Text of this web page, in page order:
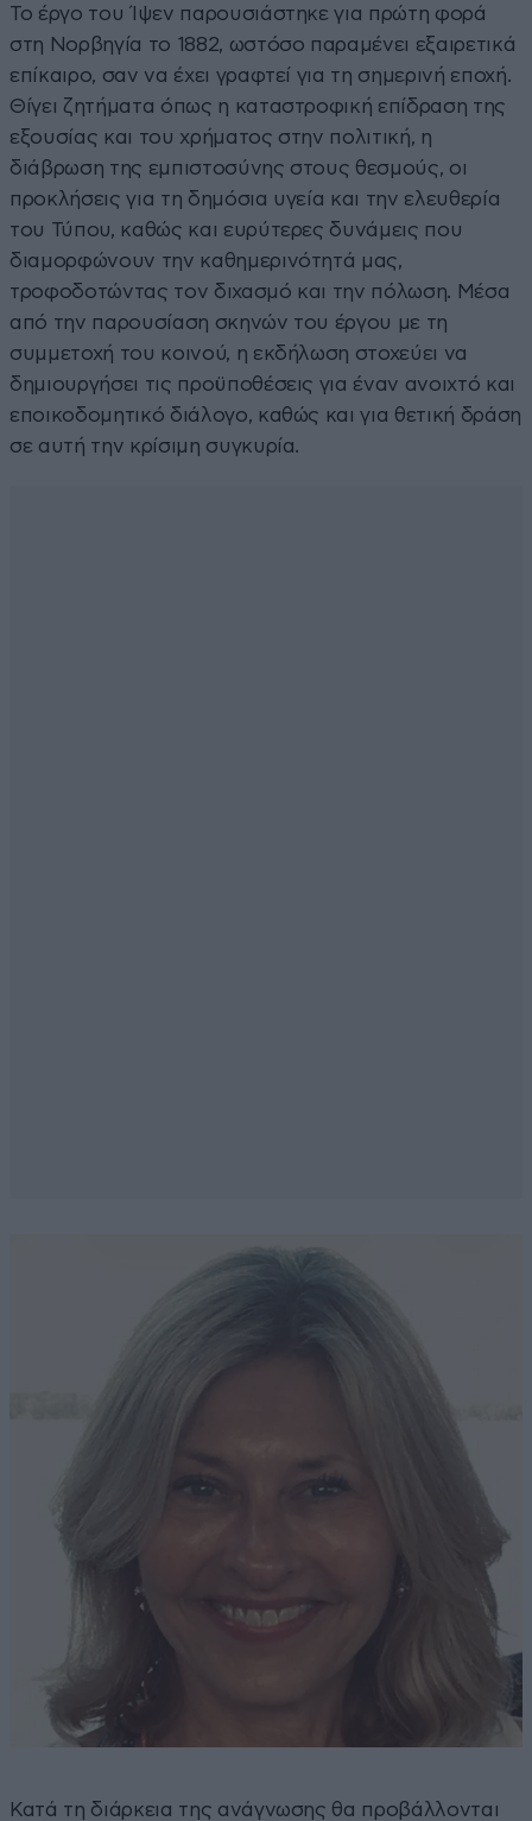
Το έργο του Ίψεν παρουσιάστηκε για πρώτη φορά
στη Νορβηγία το 1882, ωστόσο παραμένει εξαιρετικά
επίκαιρο, σαν να έχει γραφτεί για τη σημερινή εποχή.
Θίγει ζητήματα όπως η καταστροφική επίδραση της
εξουσίας και του χρήματος στην πολιτική, η
διάβρωση της εμπιστοσύνης στους θεσμούς, οι
προκλήσεις για τη δημόσια υγεία και την ελευθερία
του Τύπου, καθώς και ευρύτερες δυνάμεις που
διαμορφώνουν την καθημερινότητά μας,
τροφοδοτώντας τον διχασμό και την πόλωση. Μέσα
από την παρουσίαση σκηνών του έργου με τη
συμμετοχή του κοινού, η εκδήλωση στοχεύει να
δημιουργήσει τις προϋποθέσεις για έναν ανοιχτό και
εποικοδομητικό διάλογο, καθώς και για θετική δράση
σε αυτή την κρίσιμη συγκυρία.
Κατά τη διάρκεια της ανάγνωσης θα προβάλλονται